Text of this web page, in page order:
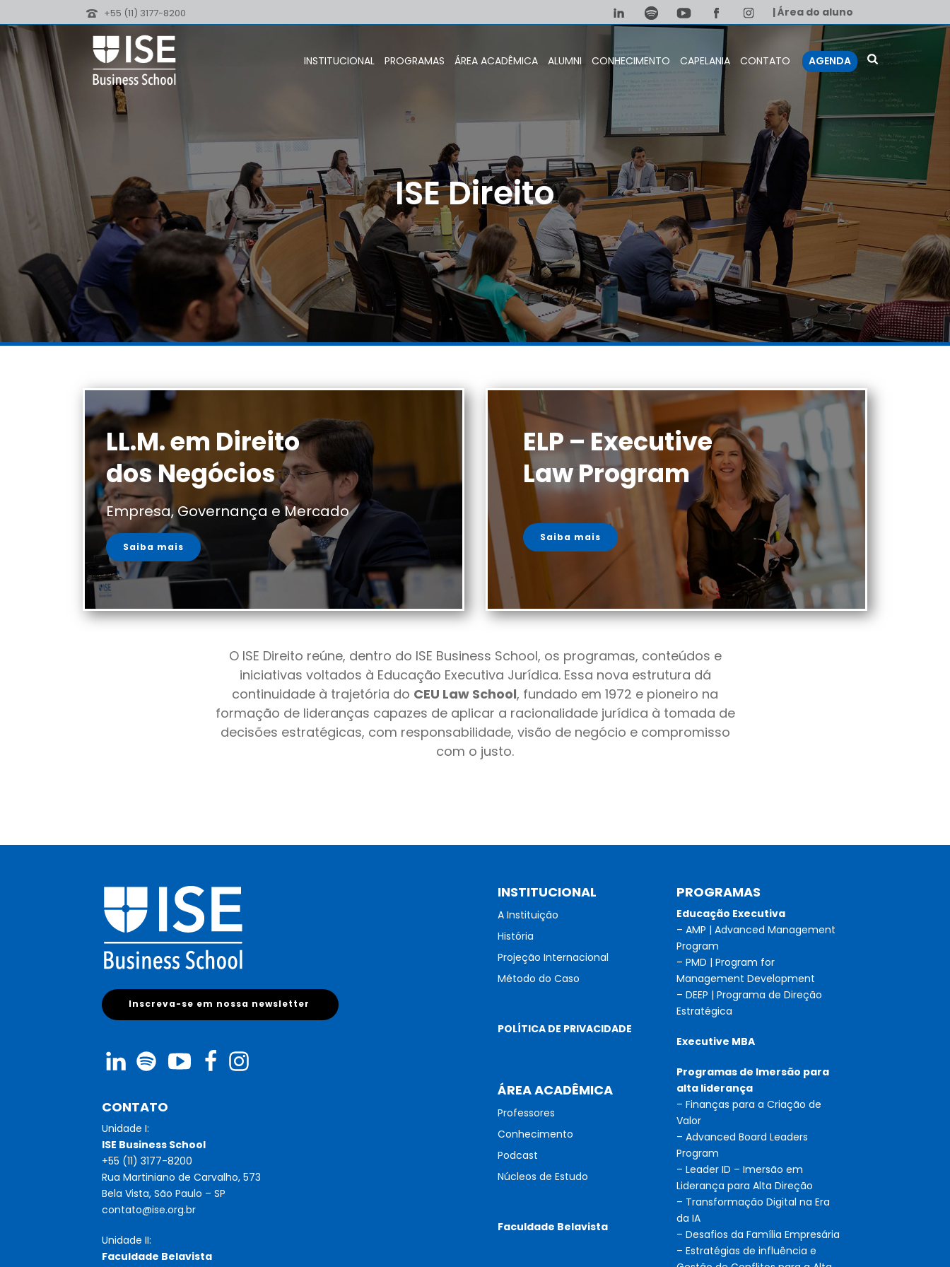
+55 (11) 3177-8200 | Área do aluno
INSTITUCIONAL PROGRAMAS ÁREA ACADÊMICA ALUMNI CONHECIMENTO CAPELANIA CONTATO AGENDA
ISE Direito
LL.M. em Direito
dos Negócios
Empresa, Governança e Mercado
Saiba mais
ELP – Executive
Law Program
Saiba mais
O ISE Direito reúne, dentro do ISE Business School, os programas, conteúdos e
iniciativas voltados à Educação Executiva Jurídica. Essa nova estrutura dá
continuidade à trajetória do CEU Law School, fundado em 1972 e pioneiro na
formação de lideranças capazes de aplicar a racionalidade jurídica à tomada de
decisões estratégicas, com responsabilidade, visão de negócio e compromisso
com o justo.
Inscreva-se em nossa newsletter
CONTATO
Unidade I:
ISE Business School
+55 (11) 3177-8200
Rua Martiniano de Carvalho, 573
Bela Vista, São Paulo – SP
contato@ise.org.br
Unidade II:
Faculdade Belavista
INSTITUCIONAL
A Instituição
História
Projeção Internacional
Método do Caso
POLÍTICA DE PRIVACIDADE
ÁREA ACADÊMICA
Professores
Conhecimento
Podcast
Núcleos de Estudo
Faculdade Belavista
PROGRAMAS
Educação Executiva
– AMP | Advanced Management
Program
– PMD | Program for
Management Development
– DEEP | Programa de Direção
Estratégica
Executive MBA
Programas de Imersão para
alta liderança
– Finanças para a Criação de
Valor
– Advanced Board Leaders
Program
– Leader ID – Imersão em
Liderança para Alta Direção
– Transformação Digital na Era
da IA
– Desafios da Família Empresária
– Estratégias de influência e